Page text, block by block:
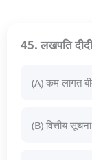
45. लखपति
(A) कम लागत
(B) वित्तीय